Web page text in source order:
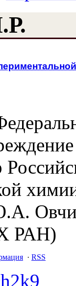
РАН)
· RSS